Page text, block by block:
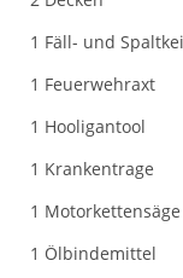
1 Fäll- und
1 Feuerwehraxt
1 Hooligantool
1 Krankentrage
1 Motorkettensäge
1 Ölbindemittel